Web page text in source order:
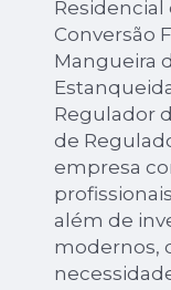
Residencial
Conversão
Mangueira
Regulador
de
empresa
além de
modernos,